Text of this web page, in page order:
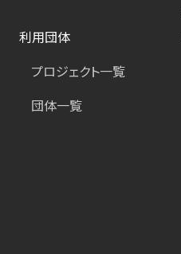
利用団体
プロジェクト一覧
団体一覧